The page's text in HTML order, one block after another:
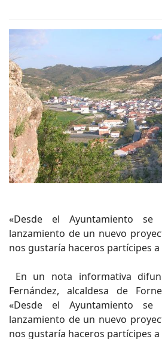
«Desde el Ayuntamiento
lanzamiento de un nuevo
nos gustaría haceros partícipes
En un nota informativa
Fernández, alcaldesa de
«Desde el Ayuntamiento
lanzamiento de un nuevo
nos gustaría haceros partícipes